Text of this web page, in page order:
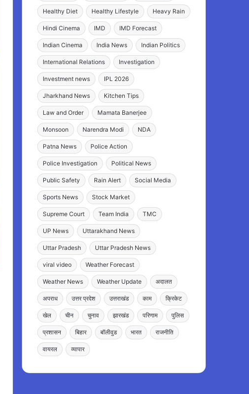
Healthy Diet Healthy Lifestyle Heavy Rain
Hindi Cinema IMD IMD Forecast
Indian Cinema India News Indian Politics
International Relations Investigation
Investment news IPL 2026
Jharkhand News Kitchen Tips
Law and Order Mamata Banerjee
Monsoon Narendra Modi NDA
Patna News Police Action
Police Investigation Political News
Public Safety Rain Alert Social Media
Sports News Stock Market
Supreme Court Team India TMC
UP News Uttarakhand News
Uttar Pradesh Uttar Pradesh News
viral video Weather Forecast
Weather News Weather Update अदालत
अपराध उत्तर प्रदेश उत्तराखंड काम क्रिकेट
खेल चीन चुनाव झारखंड परिणाम पुलिस
प्रशासन बिहार बॉलीवुड भारत राजनीति
वायरल व्यापार